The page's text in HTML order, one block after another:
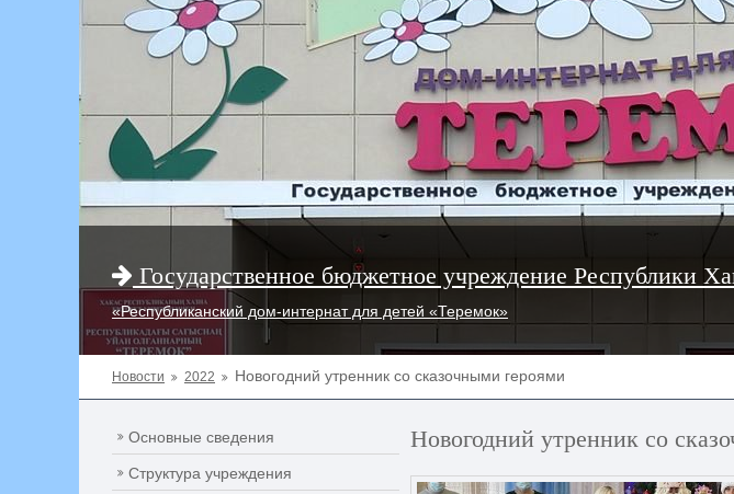
Государственное бюджетное учреждение Республики
«Республиканский дом-интернат для детей «Теремок»
Новости 2022 Новогодний утренник со сказочными героями
Основные сведения
Структура учреждения
Новогодний утренник со